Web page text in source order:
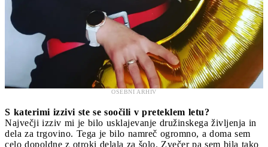
OSEBNI ARHIV
S katerimi izzivi ste se soočili v preteklem letu?
Največji izziv mi je bilo usklajevanje družinskega življenja in
dela za trgovino. Tega je bilo namreč ogromno, a doma sem
celo dopoldne z otroki delala za šolo. Zvečer pa sem bila tako